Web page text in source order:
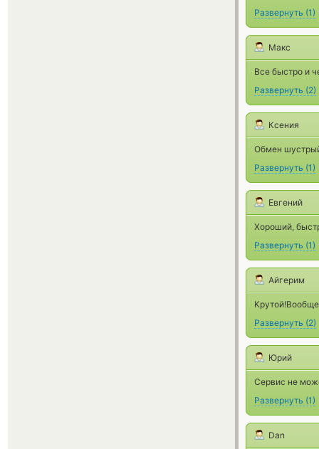
Развернуть (1)
Макс
Все быстро и
Развернуть (2)
Ксения
Обмен
Развернуть (1)
Евгений
Хороший,
Развернуть (1)
Айгерим
Развернуть (2)
Юрий
Сервис не
Развернуть (1)
Dan